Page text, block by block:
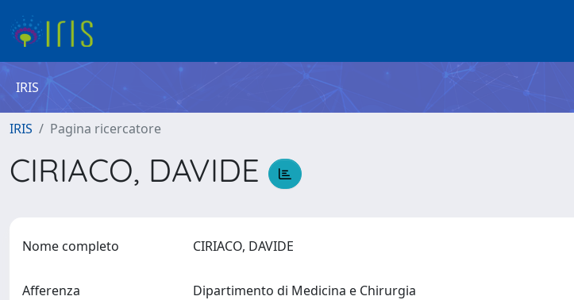
IRIS
IRIS Pagina ricercatore
CIRIACO, DAVIDE
Nome completo CIRIACO, DAVIDE
Afferenza Dipartimento di Medicina e Chirurgia